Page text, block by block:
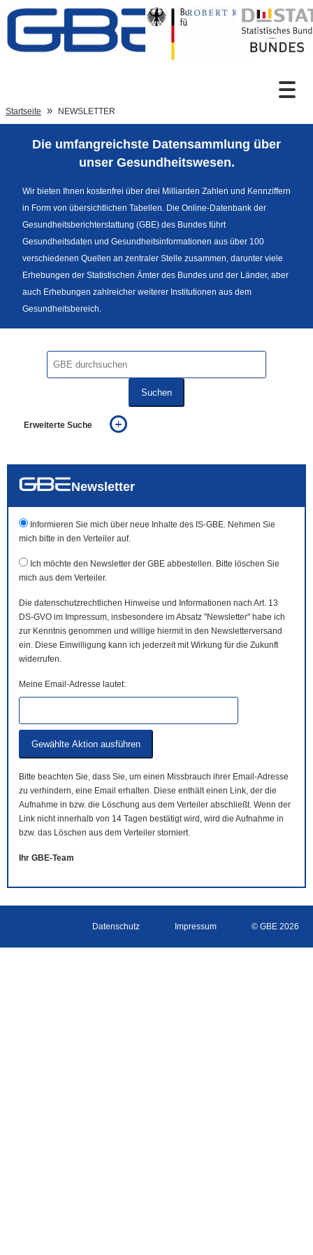
Zum Inhalt
Sprachumschaltung
Fußzeile
Startseite NEWSLETTER
Die umfangreichste Datensammlung über
unser Gesundheitswesen.
Wir bieten Ihnen kostenfrei über drei Milliarden Zahlen und Kennziffern
in Form von übersichtlichen Tabellen. Die Online-Datenbank der
Gesundheitsberichterstattung (GBE) des Bundes führt
Gesundheitsdaten und Gesundheitsinformationen aus über 100
verschiedenen Quellen an zentraler Stelle zusammen, darunter viele
Erhebungen der Statistischen Ämter des Bundes und der Länder, aber
auch Erhebungen zahlreicher weiterer Institutionen aus dem
Gesundheitsbereich.
Suchen
Erweiterte Suche
auch in allen Texten suchen (Volltextsuche)
Newsletter
Informieren Sie mich über neue Inhalte des IS-GBE. Nehmen Sie
mich bitte in den Verteiler auf.
Ich möchte den Newsletter der GBE abbestellen. Bitte löschen Sie
mich aus dem Verteiler.
Die datenschutzrechtlichen Hinweise und Informationen nach Art. 13
DS-GVO im Impressum, insbesondere im Absatz "Newsletter" habe ich
zur Kenntnis genommen und willige hiermit in den Newsletterversand
ein. Diese Einwilligung kann ich jederzeit mit Wirkung für die Zukunft
widerrufen.
Meine Email-Adresse lautet:
Bitte beachten Sie, dass Sie, um einen Missbrauch ihrer Email-Adresse
zu verhindern, eine Email erhalten. Diese enthält einen Link, der die
Aufnahme in bzw. die Löschung aus dem Verteiler abschließt. Wenn der
Link nicht innerhalb von 14 Tagen bestätigt wird, wird die Aufnahme in
bzw. das Löschen aus dem Verteiler storniert.
Ihr GBE-Team
Datenschutz Impressum © GBE 2026